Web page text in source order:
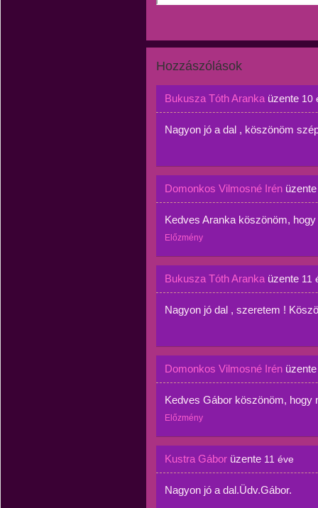
Hozzászólások
Bukusza Tóth Aranka üzente 10
Nagyon jó a dal , köszönöm
Domonkos Vilmosné Irén
Kedves Aranka köszönöm,
Előzmény
Bukusza Tóth Aranka üzente 11
Nagyon jó dal , szeretem !
Domonkos Vilmosné Irén
Kedves Gábor köszönöm, hogy
Előzmény
Kustra Gábor üzente 11 éve
Nagyon jó a dal.Üdv.Gábor.